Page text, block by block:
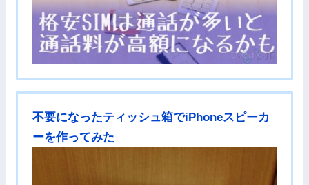
不要になったティッシュ箱でiPhoneスピーカ
ーを作ってみた